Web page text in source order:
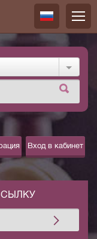
Русский
Вход в кабинет